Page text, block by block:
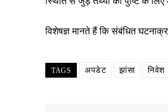
विशेषज्ञ मानते हैं कि संबंधित
TAGS अपडेट झांसा निवेश